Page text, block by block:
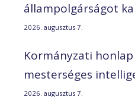
állampolgárságot
2026. augusztus 7.
Kormányzati
mesterséges
2026. augusztus 7.